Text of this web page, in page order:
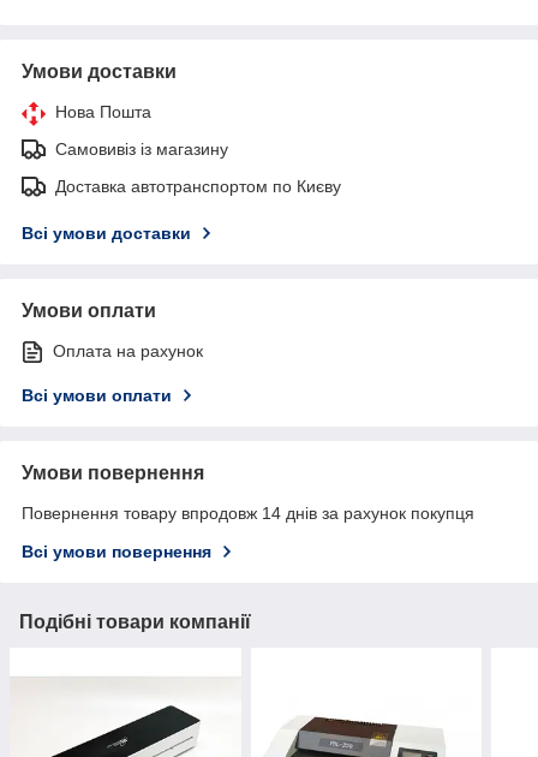
Умови доставки
Нова Пошта
Самовивіз із магазину
Доставка автотранспортом по Києву
Всі умови доставки
Умови оплати
Оплата на рахунок
Всі умови оплати
Умови повернення
Повернення товару впродовж 14 днів за рахунок покупця
Всі умови повернення
Подібні товари компанії